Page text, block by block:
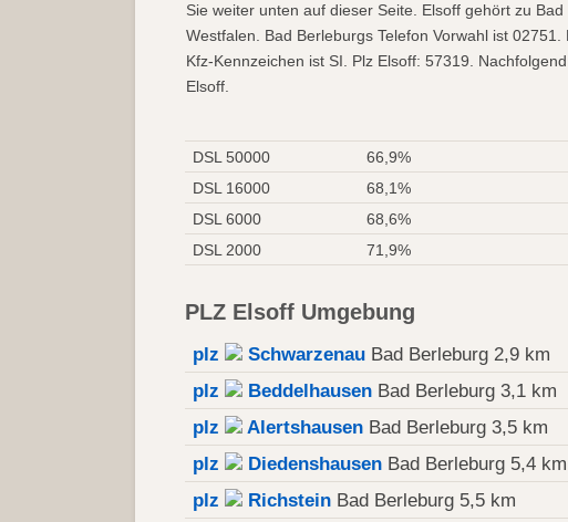
Sie weiter unten auf dieser Seite. Elsoff gehört zu
Westfalen. Bad Berleburgs Telefon Vorwahl ist
Kfz-Kennzeichen ist SI. Plz Elsoff: 57319.
Elsoff.
DSL 50000
66,9%
DSL 16000
68,1%
DSL 6000
68,6%
DSL 2000
71,9%
PLZ Elsoff Umgebung
plz Schwarzenau Bad Berleburg 2,9 km
plz
Beddelhausen Bad Berleburg 3,1 km
plz
Alertshausen Bad Berleburg 3,5 km
plz
Diedenshausen Bad Berleburg 5,4 km
plz
Richstein Bad Berleburg 5,5 km